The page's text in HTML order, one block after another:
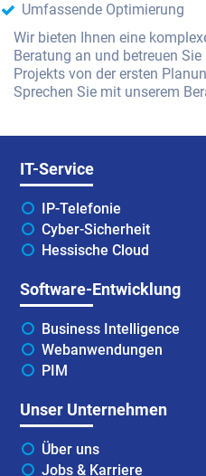
Umfassende Optimierung
Wir bieten Ihnen eine
Beratung an und betreuen
Projekts von der ersten
Sprechen Sie mit unserem
IT-Service
IP-Telefonie
Cyber-Sicherheit
Hessische Cloud
Software-Entwicklung
Business Intelligence
Webanwendungen
PIM
Unser Unternehmen
Über uns
Jobs & Karriere